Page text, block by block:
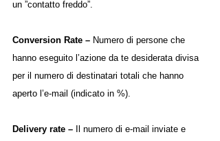
un ”contatto freddo”.
Conversion Rate – Numero di persone che
hanno eseguito l’azione da te desiderata divisa
per il numero di destinatari totali che hanno
aperto l’e-mail (indicato in %).
Delivery rate –
Il numero di e-mail inviate e